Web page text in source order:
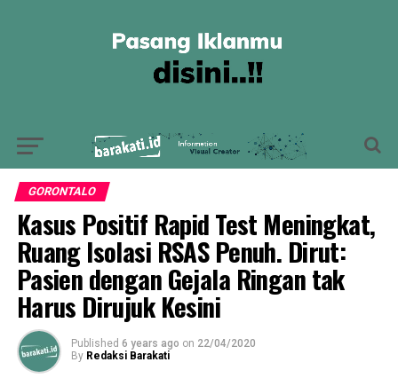
GORONTALO
Kasus Positif Rapid Test Meningkat,
Ruang Isolasi RSAS Penuh. Dirut:
Pasien dengan Gejala Ringan tak
Harus Dirujuk Kesini
Published 6 years ago on 22/04/2020
By Redaksi Barakati